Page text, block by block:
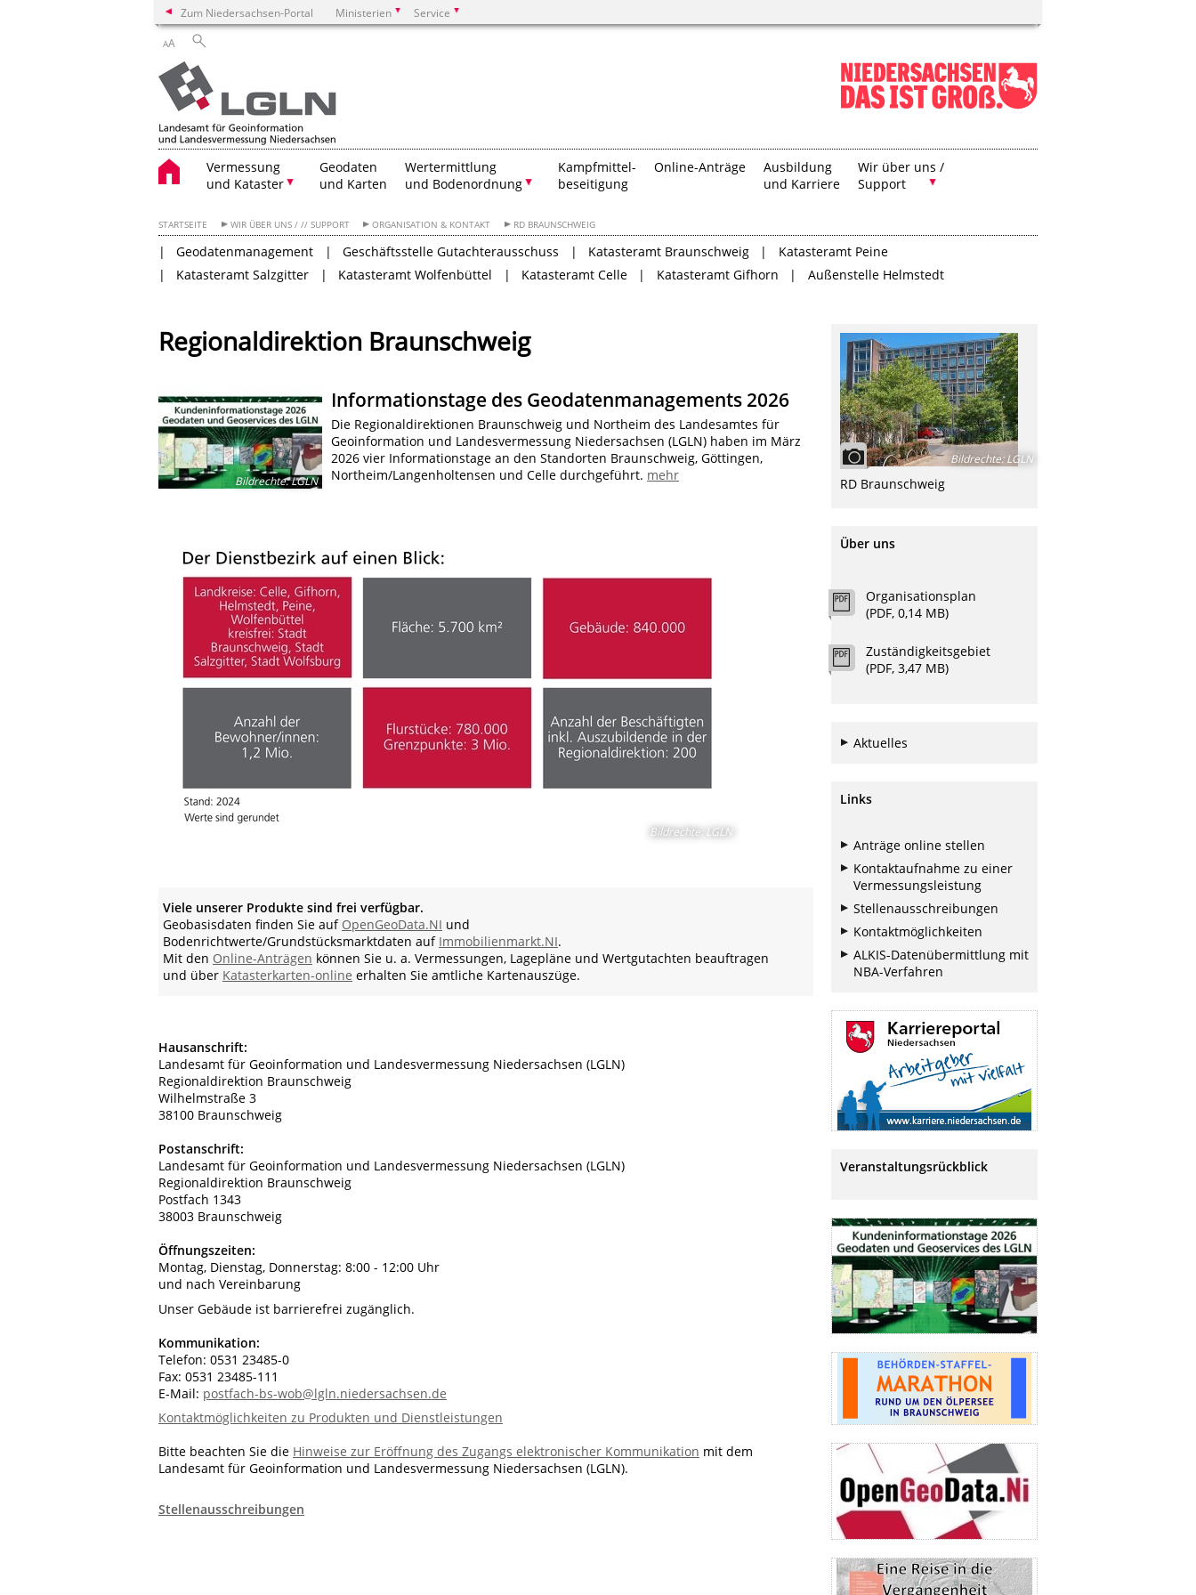
Zum Niedersachsen-Portal Ministerien Service
AA
Vermessung
und Kataster
Geodaten
und Karten
Wertermittlung
und Bodenordnung
Kampfmittel-
beseitigung
Online-Anträge
Ausbildung
und Karriere
Wir über uns /
Support
STARTSEITE WIR ÜBER UNS / // SUPPORT ORGANISATION & KONTAKT RD BRAUNSCHWEIG
Geodatenmanagement Geschäftsstelle Gutachterausschuss Katasteramt Braunschweig
Katasteramt Peine
Katasteramt Salzgitter
Katasteramt Wolfenbüttel Katasteramt Celle Katasteramt Gifhorn Außenstelle Helmstedt
Regionaldirektion Braunschweig
Bildrechte:LGLN
Informationstage des Geodatenmanagements 2026
Die Regionaldirektionen Braunschweig und Northeim des Landesamtes für
Geoinformation und Landesvermessung Niedersachsen (LGLN) haben im März
2026 vier Informationstage an den Standorten Braunschweig, Göttingen,
Northeim/Langenholtensen und Celle durchgeführt. mehr
Bildrechte: LGLN
Viele unserer Produkte sind frei verfügbar.
Geobasisdaten finden Sie auf OpenGeoData.NI und
Bodenrichtwerte/Grundstücksmarktdaten auf Immobilienmarkt.NI.
Mit den Online-Anträgen können Sie u. a. Vermessungen, Lagepläne und Wertgutachten beauftragen
und über Katasterkarten-online erhalten Sie amtliche Kartenauszüge.
Hausanschrift:
Landesamt für Geoinformation und Landesvermessung Niedersachsen (LGLN)
Regionaldirektion Braunschweig
Wilhelmstraße 3
38100 Braunschweig
Postanschrift:
Landesamt für Geoinformation und Landesvermessung Niedersachsen (LGLN)
Regionaldirektion Braunschweig
Postfach 1343
38003 Braunschweig
Öffnungszeiten:
Montag, Dienstag, Donnerstag: 8:00 - 12:00 Uhr
und nach Vereinbarung
Unser Gebäude ist barrierefrei zugänglich.
Kommunikation:
Telefon: 0531 23485-0
Fax: 0531 23485-111
E-Mail: postfach-bs-wob@lgln.niedersachsen.de
Kontaktmöglichkeiten zu Produkten und Dienstleistungen
Bitte beachten Sie die Hinweise zur Eröffnung des Zugangs elektronischer Kommunikation mit dem
Landesamt für Geoinformation und Landesvermessung Niedersachsen (LGLN).
Stellenausschreibungen
Bildrechte:LGLN
RD Braunschweig
Über uns
Organisationsplan
(PDF, 0,14 MB)
Zuständigkeitsgebiet
(PDF, 3,47 MB)
Aktuelles
Links
Anträge online stellen
Kontaktaufnahme zu einer
Vermessungsleistung
Stellenausschreibungen
Kontaktmöglichkeiten
ALKIS-Datenübermittlung mit
NBA-Verfahren
Veranstaltungsrückblick